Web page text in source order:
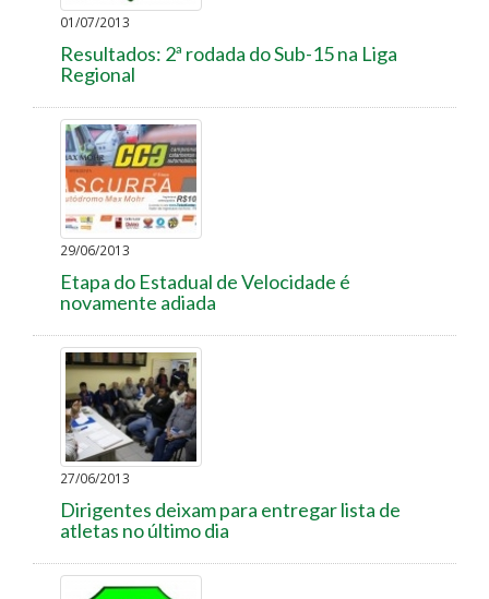
01/07/2013
Resultados: 2ª rodada do Sub-15 na Liga
Regional
29/06/2013
Etapa do Estadual de Velocidade é
novamente adiada
27/06/2013
Dirigentes deixam para entregar lista de
atletas no último dia